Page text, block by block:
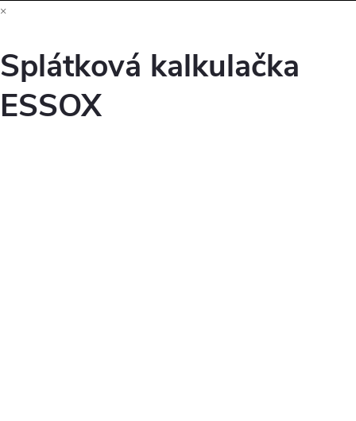
×
Splátková kalkulačka
ESSOX